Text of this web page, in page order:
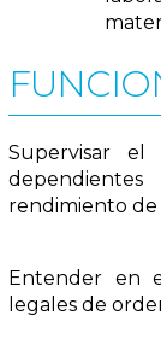
Supervisar el
rendimiento de
Entender en
legales de